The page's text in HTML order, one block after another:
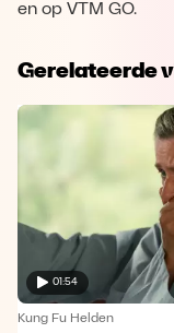
en op VTM GO.
Gerelateerde
01:54
Kung Fu Helden